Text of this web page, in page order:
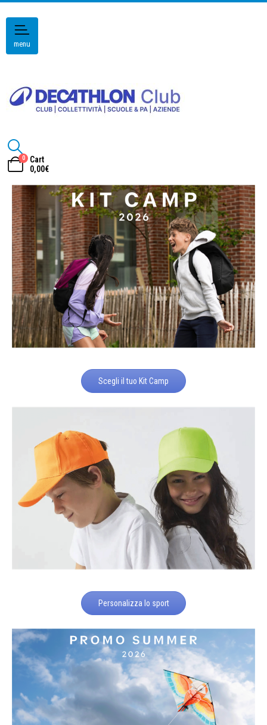
menu
0
Cart
0,00€
Scegli il tuo Kit Camp
Personalizza lo sport